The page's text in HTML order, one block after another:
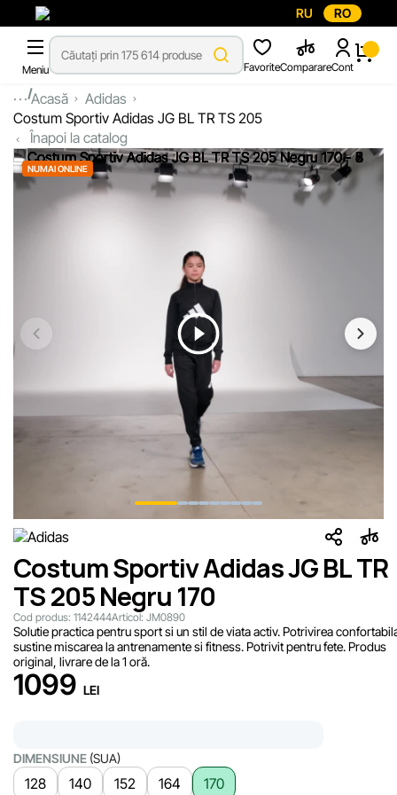
RU RO
Meniu FavoriteComparareCont
...Acasă
Adidas
Costum Sportiv Adidas JG BL TR TS 205
Înapoi la catalog
NUMAI ONLINE
Costum Sportiv Adidas JG BL TR
TS 205 Negru 170
Cod produs: 1142444Articol: JM0890
Solutie practica pentru sport si un stil de viata activ. Potrivirea
sustine miscarea la antrenamente si fitness. Potrivit pentru fete. Produs
original, livrare de la 1 oră.
1099 LEI
DIMENSIUNE (SUA)
128 140 152 164
170